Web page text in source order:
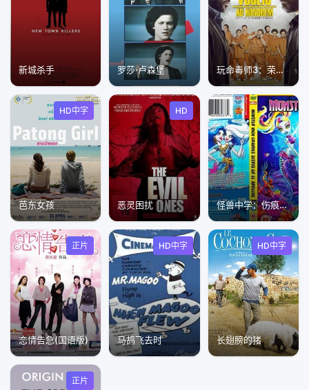
新城杀手 罗莎·卢森堡 玩命毒师3：荣誉之名
HD中字
芭东女孩
HD
恶灵困扰 怪兽中学：伤痕累累的珊瑚礁
正片
恋情告急(国语版)
HD中字
马鸪飞去时
HD中字
长翅膀的猪
正片